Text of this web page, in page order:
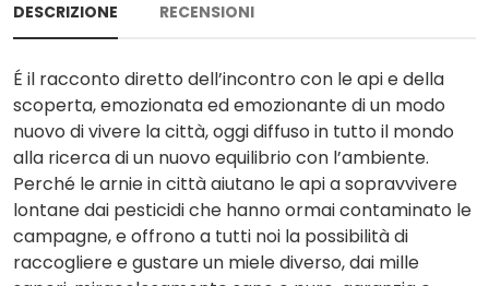
DESCRIZIONE RECENSIONI
É il racconto diretto dell’incontro con le api e della
scoperta, emozionata ed emozionante di un modo
nuovo di vivere la città, oggi diffuso in tutto il mondo
alla ricerca di un nuovo equilibrio con l’ambiente.
Perché le arnie in città aiutano le api a sopravvivere
lontane dai pesticidi che hanno ormai contaminato le
campagne, e offrono a tutti noi la possibilità di
raccogliere e gustare un miele diverso, dai mille